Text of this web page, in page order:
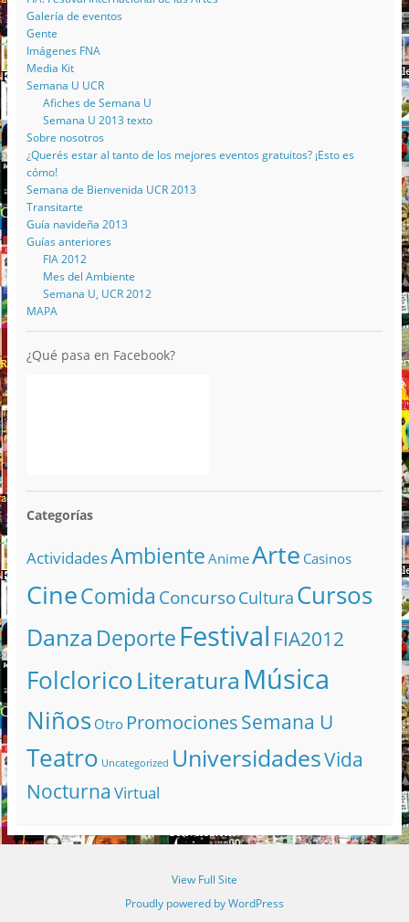
Galería de eventos
Gente
Imágenes FNA
Media Kit
Semana U UCR
Afiches de Semana U
Semana U 2013 texto
Sobre nosotros
¿Querés estar al tanto de los mejores eventos gratuitos? ¡Esto es
cómo!
Semana de Bienvenida UCR 2013
Transitarte
Guía navideña 2013
Guías anteriores
FIA 2012
Mes del Ambiente
Semana U, UCR 2012
MAPA
¿Qué pasa en Facebook?
Categorías
ActividadesAmbiente AnimeArte Casinos
CineComida ConcursoCultura Cursos
Danza DeporteFestival FIA2012
FolcloricoLiteratura Música
Niños Otro PromocionesSemana U
Teatro Uncategorized UniversidadesVida
Nocturna Virtual
View Full Site
Proudly powered by WordPress